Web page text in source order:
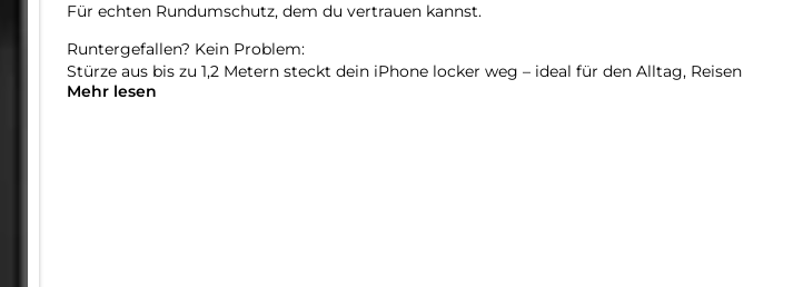
Für echten Rundumschutz, dem du vertrauen kannst.
Runtergefallen? Kein Problem:
Stürze aus bis zu 1,2 Metern steckt dein iPhone locker weg – ideal für den Alltag, Reisen
und Action-Momente.
Mehr lesen